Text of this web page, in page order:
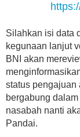
Silahkan isi data
kegunaan lanjut
BNI akan
status pengajuan
bergabung
nasabah nanti
Pandai.